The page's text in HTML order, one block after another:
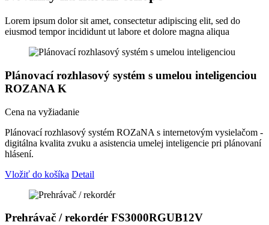
Lorem ipsum dolor sit amet, consectetur adipiscing elit, sed do
eiusmod tempor incididunt ut labore et dolore magna aliqua
Plánovací rozhlasový systém s umelou inteligenciou
ROZANA K
Cena na vyžiadanie
Plánovací rozhlasový systém ROZaNA s internetovým vysielačom -
digitálna kvalita zvuku a asistencia umelej inteligencie pri plánovaní
hlásení.
Vložiť do košíka Detail
Prehrávač / rekordér FS3000RGUB12V